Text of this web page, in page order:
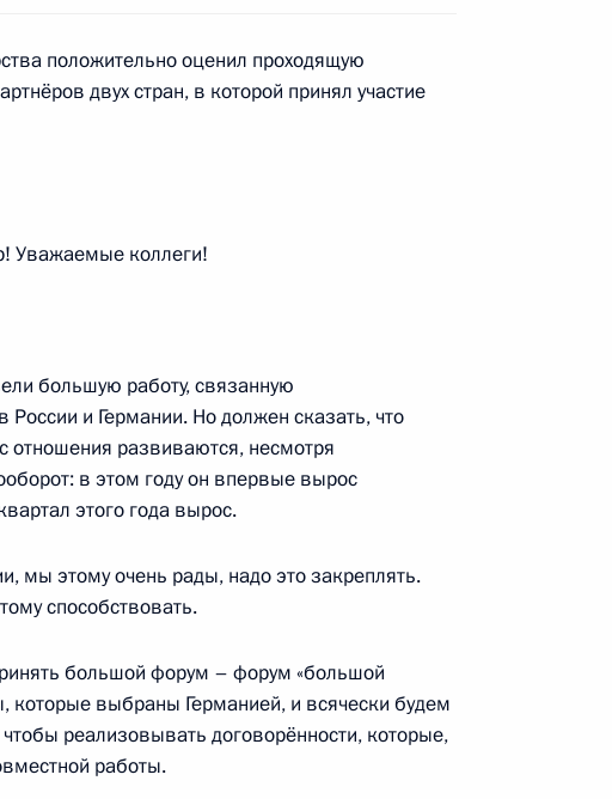
с уполномоченным
концерна BASF Куртом
Хорстом Зеехофером
Габриэлем
положительно оценил проходящую
двух стран, в которой принял участие
Уважаемые коллеги!
большую работу, связанную
и Германии. Но должен сказать, что
отношения развиваются, несмотря
в этом году он впервые вырос
этого года вырос.
мы этому очень рады, надо это закреплять.
способствовать.
большой форум – форум «большой
которые выбраны Германией, и всячески будем
реализовывать договорённости, которые,
работы.